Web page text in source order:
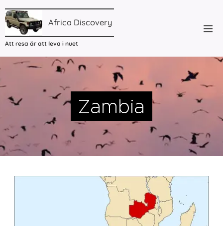
Africa Discovery
Att resa är att leva i nuet
Zambia